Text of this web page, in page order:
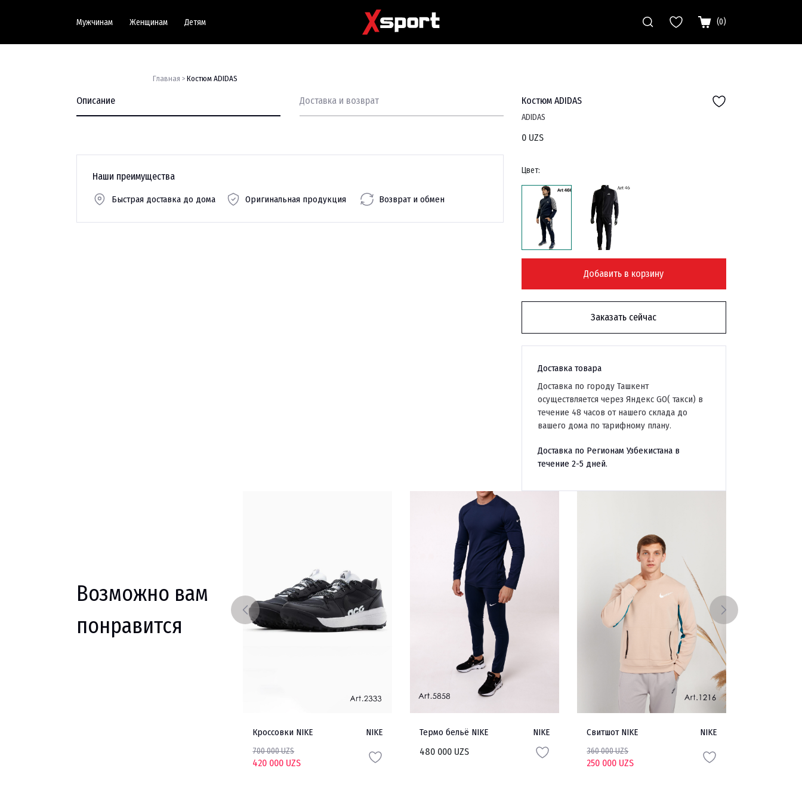
Мужчинам Женщинам Детям (0)
Главная > Костюм ADIDAS
Описание Доставка и возврат
Наши преимущества
Быстрая доставка до дома Оригинальная продукция Возврат и обмен
Костюм ADIDAS
ADIDAS
0 UZS
Цвет:
Добавить в корзину
Заказать сейчас
Доставка товара
Доставка по городу Ташкент
осуществляется через Яндекс GO( такси) в
течение 48 часов от нашего склада до
вашего дома по тарифному плану.
Доставка по Регионам Узбекистана в
течение 2-5 дней.
Возможно вам
понравится
Кроссовки NIKE NIKE
700 000 UZS
420 000 UZS
Термо бельё NIKE NIKE
480 000 UZS
Свитшот NIKE NIKE
360 000 UZS
250 000 UZS